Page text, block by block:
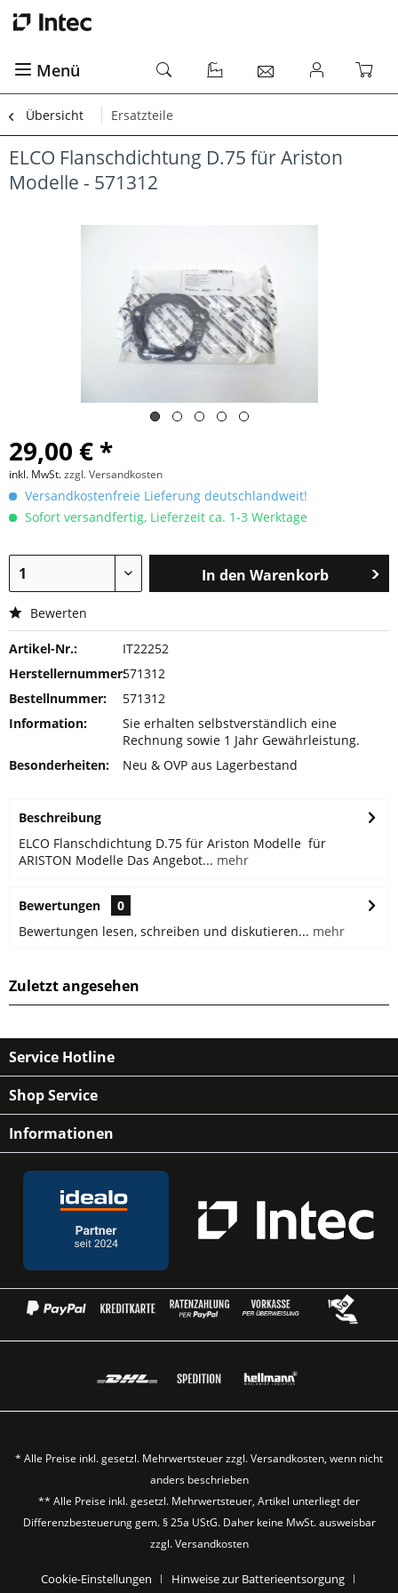
Menü
Übersicht Ersatzteile
ELCO Flanschdichtung D.75 für Ariston
Modelle - 571312
29,00 € *
inkl. MwSt.zzgl. Versandkosten
Versandkostenfreie Lieferung deutschlandweit!
Sofort versandfertig, Lieferzeit ca. 1-3 Werktage
In den Warenkorb
Bewerten
Artikel-Nr.:
IT22252
Herstellernummer:571312
Bestellnummer:
571312
Information:
Sie erhalten selbstverständlich eine
Rechnung sowie 1 Jahr Gewährleistung.
Besonderheiten:
Neu & OVP aus Lagerbestand
Beschreibung
ELCO Flanschdichtung D.75 für Ariston Modelle für
ARISTON Modelle Das Angebot... mehr
Bewertungen
0
Bewertungen lesen, schreiben und diskutieren... mehr
Zuletzt angesehen
Service Hotline
Shop Service
Informationen
* Alle Preise inkl. gesetzl. Mehrwertsteuer zzgl.Versandkosten, wenn nicht
anders beschrieben
** Alle Preise inkl. gesetzl. Mehrwertsteuer, Artikel unterliegt der
Differenzbesteuerung gem. § 25a UStG. Daher keine MwSt. ausweisbar
zzgl.Versandkosten
Cookie-Einstellungen Hinweise zur Batterieentsorgung